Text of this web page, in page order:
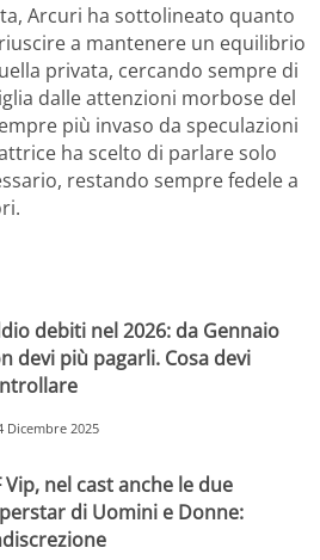
Arcuri ha sottolineato quanto
a mantenere un equilibrio
privata, cercando sempre di
dalle attenzioni morbose del
più invaso da speculazioni
ha scelto di parlare solo
restando sempre fedele a
debiti nel 2026: da Gennaio
devi più pagarli. Cosa devi
Dicembre 2025
Vip, nel cast anche le due
di Uomini e Donne: